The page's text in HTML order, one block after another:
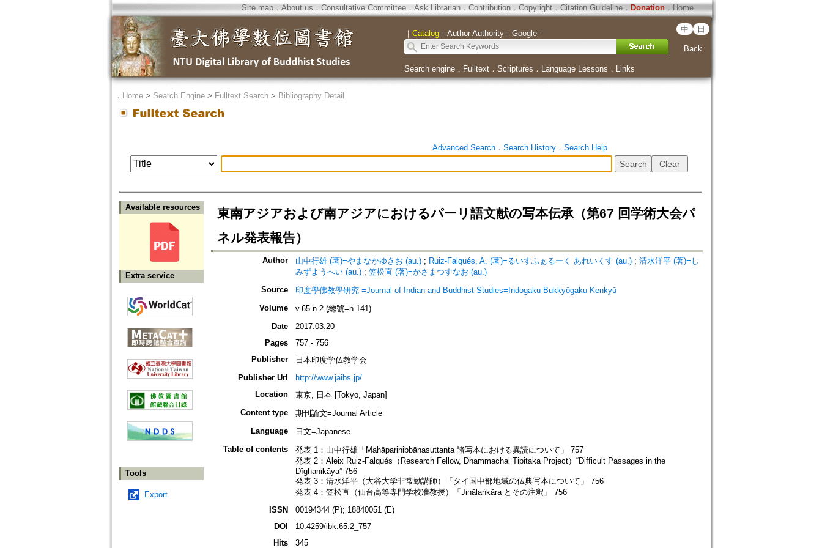
Site map．About us ． Consultative Committee． Ask Librarian． Contribution．Copyright．Citation Guideline． Donation．Home
｜ Catalog｜ Author Authority｜ Google｜ 中 日
Back
Search engine． Fulltext． Scriptures ． Language Lessons ． Links
． Home> Search Engine> Fulltext Search> Bibliography Detail
Advanced Search． Search History． Search Help
Available resources
Extra service
Tools
Export
東南アジアおよび南アジアにおけるパーリ語文献の写本伝承（第67 回学術大会パ
ネル発表報告）
Author 山中行雄 (著)=やまなかゆきお (au.); Ruiz-Falqués, A. (著)=るいすふぁるーく あれいくす (au.); 清水洋平 (著)=し
みずようへい (au.); 笠松直 (著)=かさまつすなお (au.)
Source
印度學佛教學研究 =Journal of Indian and Buddhist Studies=Indogaku Bukkyōgaku Kenkyū
Volume
v.65 n.2 (總號=n.141)
Date
2017.03.20
Pages
757 - 756
Publisher
日本印度学仏教学会
Publisher Url
http://www.jaibs.jp/
Location
東京, 日本 [Tokyo, Japan]
Content type
期刊論文=Journal Article
Language
日文=Japanese
Table of contents
発表 1：山中行雄「Mahāparinibbānasuttanta 諸写本における異読について」 757
発表 2：Aleix Ruiz-Falqués（Research Fellow, Dhammachai Tipitaka Project）“Difficult Passages in the
Dīghanikāya” 756
発表 3：清水洋平（大谷大学非常勤講師）「タイ国中部地域の仏典写本について」 756
発表 4：笠松直（仙台高等専門学校准教授）「Jinālaṅkāra とその注釈」 756
ISSN
00194344 (P); 18840051 (E)
DOI
10.4259/ibk.65.2_757
Hits
345